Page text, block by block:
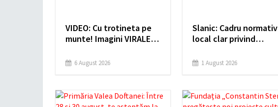
VIDEO: Cu trotineta pe
munte! Imagini VIRALE
Prahova
6 August 2026
Slanic: Cadru normativ
local clar privind
funcționarea sălilor și
1 August 2026